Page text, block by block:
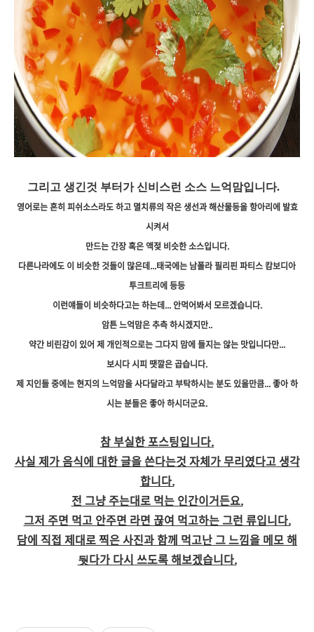
그리고 생긴것 부터가 신비스런 소스 느억맘입니다.
영어로는 흔히 피쉬소스라도 하고 멸치류의 작은 생선과 해산물등을 항아리에 발효
시켜서
만드는 간장 혹은 액젖 비슷한 소스입니다.
다른나라에도 이 비슷한 것들이 많은데...태국에는 남폴라 필리핀 파티스 캄보디아
투크트리에 등등
이런얘들이 비슷하다고는 하는데... 안먹어봐서 모르겠습니다.
암튼 느억맘은 추측 하시겠지만..
약간 비린감이 있어 제 개인적으로는 그다지 맘에 들지는 않는 맛입니다만...
보시다 시피 땟깔은 곱습니다.
제 지인들 중에는 현지의 느억맘을 사다달라고 부탁하시는 분도 있을만큼... 좋아 하
시는 분들은 좋아 하시더군요.
참 부실한 포스팅입니다.
사실 제가 음식에 대한 글을 쓴다는것 자체가 무리였다고 생각
합니다.
전 그냥 주는대로 먹는 인간이거든요.
그저 주면 먹고 안주면 라면 끊여 먹고하는 그런 류입니다.
담에 직접 제대로 찍은 사진과 함께 먹고난 그 느낌을 메모 해
둿다가 다시 쓰도록 해보겠습니다.